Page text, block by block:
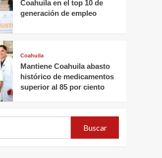
Coahuila en el top 10 de
generación de empleo
Coahuila
Mantiene Coahuila abasto
histórico de medicamentos
superior al 85 por ciento